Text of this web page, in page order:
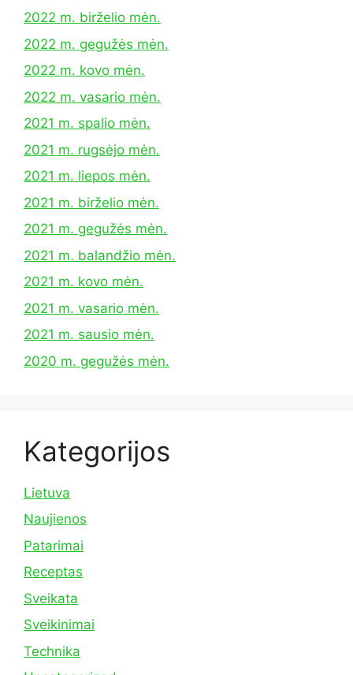
2022 m. birželio mėn.
2022 m. gegužės mėn.
2022 m. kovo mėn.
2022 m. vasario mėn.
2021 m. spalio mėn.
2021 m. rugsėjo mėn.
2021 m. liepos mėn.
2021 m. birželio mėn.
2021 m. gegužės mėn.
2021 m. balandžio mėn.
2021 m. kovo mėn.
2021 m. vasario mėn.
2021 m. sausio mėn.
2020 m. gegužės mėn.
Kategorijos
Lietuva
Naujienos
Patarimai
Receptas
Sveikata
Sveikinimai
Technika